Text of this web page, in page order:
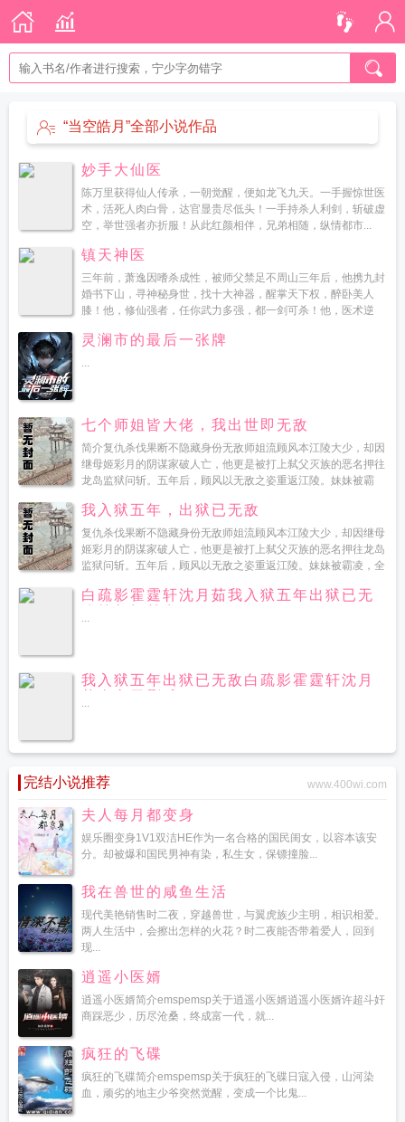
“当空皓月”全部小说作品
妙手大仙医
陈万里获得仙人传承，一朝觉醒，便如龙飞九天。一手握惊世医
术，活死人肉白骨，达官显贵尽低头！一手持杀人利剑，斩破虚
空，举世强者亦折服！从此红颜相伴，兄弟相随，纵情都市...
镇天神医
三年前，萧逸因嗜杀成性，被师父禁足不周山三年后，他携九封
婚书下山，寻神秘身世，找十大神器，醒掌天下权，醉卧美人
膝！他，修仙强者，任你武力多强，都一剑可杀！他，医术逆
灵澜市的最后一张牌
...
七个师姐皆大佬，我出世即无敌
简介复仇杀伐果断不隐藏身份无敌师姐流顾风本江陵大少，却因
继母姬彩月的阴谋家破人亡，他更是被打上弑父灭族的恶名押往
龙岛监狱问斩。五年后，顾风以无敌之姿重返江陵。妹妹被霸
我入狱五年，出狱已无敌
复仇杀伐果断不隐藏身份无敌师姐流顾风本江陵大少，却因继母
姬彩月的阴谋家破人亡，他更是被打上弑父灭族的恶名押往龙岛
监狱问斩。五年后，顾风以无敌之姿重返江陵。妹妹被霸凌，全
白疏影霍霆轩沈月茹我入狱五年出狱已无
...
我入狱五年出狱已无敌白疏影霍霆轩沈月
...
完结小说推荐 www.400wi.com
夫人每月都变身
娱乐圈变身1V1双洁HE作为一名合格的国民闺女，以容本该安
分。却被爆和国民男神有染，私生女，保镖撞脸...
我在兽世的咸鱼生活
现代美艳销售时二夜，穿越兽世，与翼虎族少主明，相识相爱。
两人生活中，会擦出怎样的火花？时二夜能否带着爱人，回到
现...
逍遥小医婿
逍遥小医婿简介emspemsp关于逍遥小医婿逍遥小医婿许超斗奸
商踩恶少，历尽沧桑，终成富一代，就...
疯狂的飞碟
疯狂的飞碟简介emspemsp关于疯狂的飞碟日寇入侵，山河染
血，顽劣的地主少爷突然觉醒，变成一个比鬼...